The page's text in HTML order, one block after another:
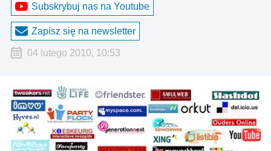
Subskrybuj nas na Youtube
Zapisz się na newsletter
04 lutego 2010, 10:53